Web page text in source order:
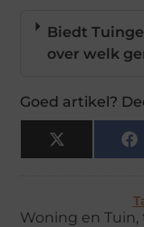
Biedt
over welk
Goed artikel?
X
(Twitter)
Woning en Tuin,